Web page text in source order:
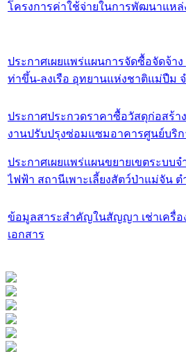
โครงการค่าใช้จ่ายในการพัฒนาแหล่
จำนวน ๔ รายการ
ประกาศเผยแพร่แผนการจัดซื้อจัดจ้าง
ท่าขึ้น-ลงเรือ อุทยานแห่งชาติแม่ปืม
ประกาศประกวดราคาซื้อวัสดุก่อสร้า
งานปรับปรุงซ่อมแซมอาคารศูนย์บริ
สลี ตำบลสันทราย อำเภอเมืองเชียงรา
เชียงราย
ประกาศเผยแพร่แผนขยายเขตระบบจ
ไฟฟ้า สถานีเพาะเลี้ยงสัตว์ป่าแม่จัน ตำบลป่าตึง
ข้อมูลสาระสำคัญในสัญญา เช่าเครื่อ
เอกสาร